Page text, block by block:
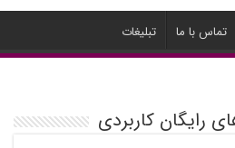
تماس با ما تبلیغات
رایگان کاربردی